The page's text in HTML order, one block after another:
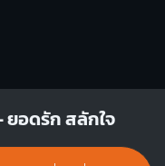
ยอดรัก สลักใจ